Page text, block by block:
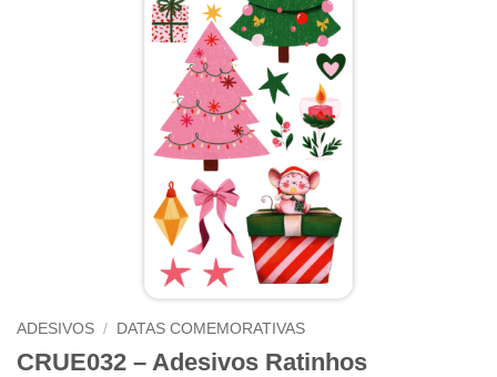
ADESIVOS / DATAS COMEMORATIVAS
CRUE032 – Adesivos Ratinhos